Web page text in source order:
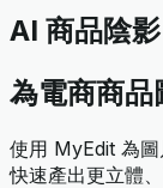
AI 商品陰影
為電商商品
使用 MyEdit 為圖
快速產出更立體